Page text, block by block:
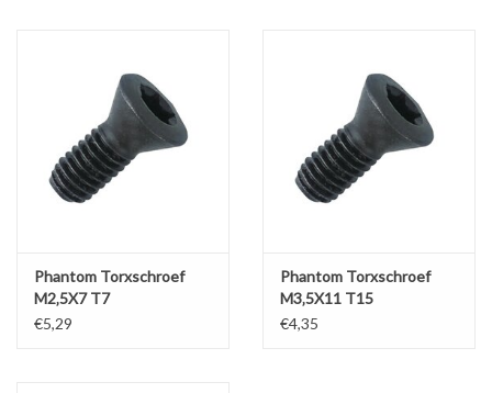
Werkplaatsinrichting |
Cadeaubonnen &
Relatiegeschenken |
Phantom Torxschroef
M2‚5X7 T7
€5,29
Phantom Torxschroef
M3‚5X11 T15
€4,35